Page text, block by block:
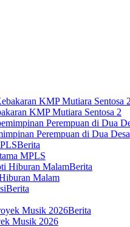
KMP Mutiara Sentosa 2
Perempuan di Dua Desa
Berita
MPLS
Berita
Malam
Berita
Berita
Musik 2026